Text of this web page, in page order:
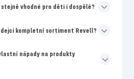
vhodné pro děti i dospělé?
kompletní sortiment Revell?
nápady na produkty